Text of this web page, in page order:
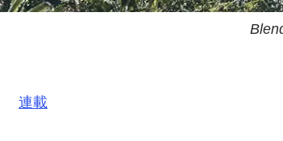
連載